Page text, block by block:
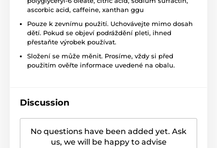
ascorbic acid, caffeine, xanthan ggu
Pouze k zevnímu použití. Uchovávejte mimo dosah
dětí. Pokud se objeví podráždění pleti, ihned
přestaňte výrobek používat.
Složení se může měnit. Prosíme, vždy si před
použitím ověřte informace uvedené na obalu.
Discussion
No questions have been added yet. Ask
us, we will be happy to advise